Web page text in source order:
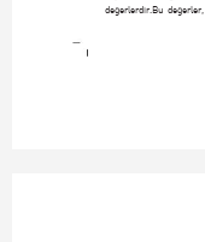
de¤erlerdir.Bu